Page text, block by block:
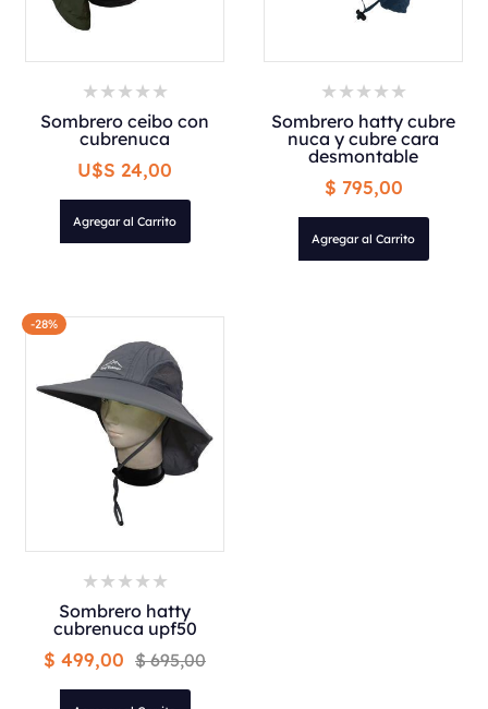
Sombrero ceibo con
cubrenuca
U$S 24,00
Agregar al Carrito
Sombrero hatty cubre
nuca y cubre cara
desmontable
$ 795,00
Agregar al Carrito
-28%
Sombrero hatty
cubrenuca upf50
$ 499,00 $ 695,00